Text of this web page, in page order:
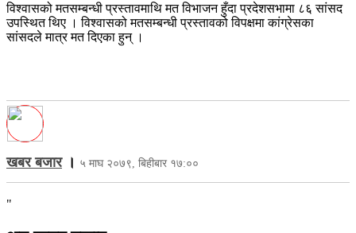
विश्वासको मतसम्बन्धी प्रस्तावमाथि मत विभाजन हुँदा प्रदेशसभामा ८६ सांसद
उपस्थित थिए । विश्वासको मतसम्बन्धी प्रस्तावको विपक्षमा कांग्रेसका
सांसदले मात्र मत दिएका हुन् ।
खबर बजार। ५ माघ २०७९, बिहीबार १७:००
"